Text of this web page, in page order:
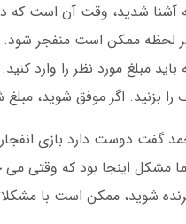
آشنا شدید، وقت آن است که
ممکن است منفجر شود.
را بزنید. اگر موفق شوید،
مشکل اینجا بود که وقتی
شوید، ممکن است با